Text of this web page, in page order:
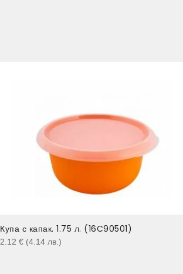
Купа с капак. 1.75 л. (16C90501)
2.12 € (4.14 лв. )